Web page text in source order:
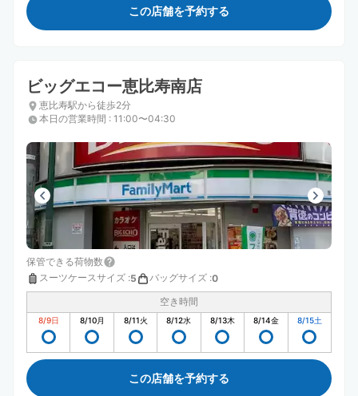
この店舗を予約する
ビッグエコー恵比寿南店
恵比寿駅から徒歩2分
本日の営業時間 : 11:00〜04:30
保管できる荷物数
スーツケースサイズ :5 バッグサイズ :0
空き時間
8/9日 8/10月 8/11火 8/12水 8/13木 8/14金 8/15土
この店舗を予約する